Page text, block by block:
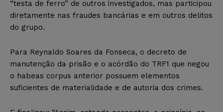
“testa de ferro” de outros investigados, mas participou
diretamente nas fraudes bancárias e em outros delitos
do grupo.
Para Reynaldo Soares da Fonseca, o decreto de
manutenção da prisão e o acórdão do TRF1 que negou
o habeas corpus anterior possuem elementos
suficientes de materialidade e de autoria dos crimes.